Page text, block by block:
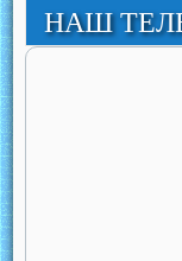
НАШ